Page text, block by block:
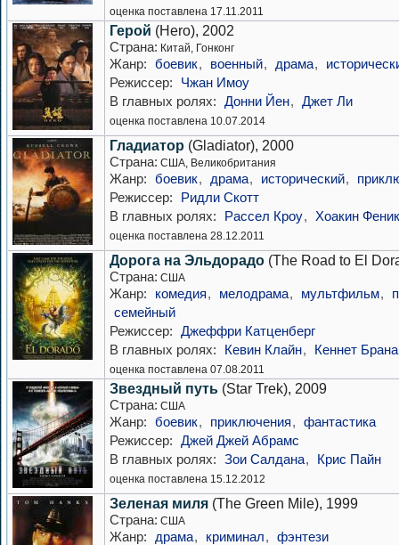
оценка поставлена 17.11.2011
Герой (Hero), 2002
Страна: Китай, Гонконг
Жанр: боевик, военный, драма,
Режиссер:
Чжан Имоу
В главных ролях: Донни Йен, Джет Ли
оценка поставлена 10.07.2014
Гладиатор (Gladiator), 2000
Страна: США, Великобритания
Жанр: боевик, драма, исторический,
Режиссер:
Ридли Скотт
В главных ролях:
Рассел Кроу, Хоакин
оценка поставлена 28.12.2011
Дорога на Эльдорадо (The Road to El
Страна: США
Жанр: комедия, мелодрама, мультфильм,
семейный
Режиссер: Джеффри Катценберг
В главных ролях:
Кевин Клайн, Кеннет Брана
оценка поставлена 07.08.2011
Звездный путь (Star Trek), 2009
Страна: США
Жанр: боевик, приключения, фантастика
Режиссер: Джей Джей Абрамс
В главных ролях: Зои Салдана, Крис Пайн
оценка поставлена 15.12.2012
Зеленая миля (The Green Mile), 1999
Страна: США
Жанр: драма, криминал, фэнтези